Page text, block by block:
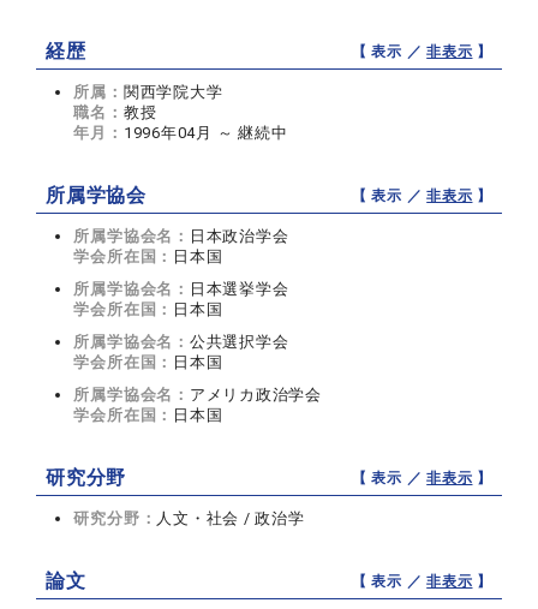
経歴 【 表示 ／非表示 】
所属： 関西学院大学
職名： 教授
年月： 1996年04月 ～ 継続中
所属学協会 【 表示 ／非表示 】
所属学協会名： 日本政治学会
学会所在国： 日本国
所属学協会名： 日本選挙学会
学会所在国： 日本国
所属学協会名： 公共選択学会
学会所在国： 日本国
所属学協会名： アメリカ政治学会
学会所在国： 日本国
研究分野 【 表示 ／非表示 】
研究分野： 人文・社会 / 政治学
論文 【 表示 ／非表示 】